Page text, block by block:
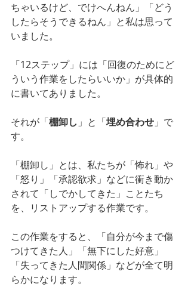
ちゃいるけど、でけへんねん」「どう
したらそうできるねん」と私は思って
いました。
「12ステップ」には「回復のためにど
ういう作業をしたらいいか」が具体的
に書いてありました。
それが「棚卸し 」と「埋め合わせ 」で
す。
「棚卸し」とは、私たちが「怖れ」や
「怒り」「承認欲求」などに衝き動か
されて「しでかしてきた」ことたち
を、リストアップする作業です。
この作業をすると、「自分が今まで傷
つけてきた人」「無下にした好意」
「失ってきた人間関係」などが全て明
らかになります。